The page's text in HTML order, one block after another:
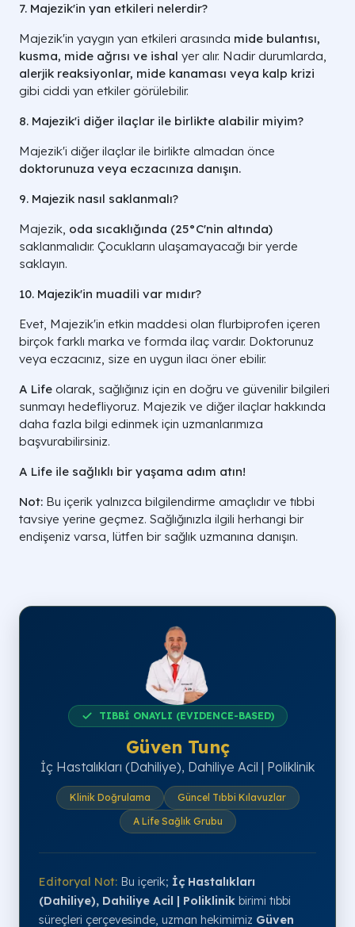
7. Majezik'in yan etkileri nelerdir?
Majezik'in yaygın yan etkileri arasında mide bulantısı,
kusma, mide ağrısı ve ishal yer alır. Nadir durumlarda,
alerjik reaksiyonlar, mide kanaması veya kalp krizi
gibi ciddi yan etkiler görülebilir.
8. Majezik'i diğer ilaçlar ile birlikte alabilir miyim?
Majezik'i diğer ilaçlar ile birlikte almadan önce
doktorunuza veya eczacınıza danışın.
9. Majezik nasıl saklanmalı?
Majezik, oda sıcaklığında (25°C'nin altında)
saklanmalıdır. Çocukların ulaşamayacağı bir yerde
saklayın.
10. Majezik'in muadili var mıdır?
Evet, Majezik'in etkin maddesi olan flurbiprofen içeren
birçok farklı marka ve formda ilaç vardır. Doktorunuz
veya eczacınız, size en uygun ilacı öner ebilir.
A Life olarak, sağlığınız için en doğru ve güvenilir bilgileri
sunmayı hedefliyoruz. Majezik ve diğer ilaçlar hakkında
daha fazla bilgi edinmek için uzmanlarımıza
başvurabilirsiniz.
A Life ile sağlıklı bir yaşama adım atın!
Not: Bu içerik yalnızca bilgilendirme amaçlıdır ve tıbbi
tavsiye yerine geçmez. Sağlığınızla ilgili herhangi bir
endişeniz varsa, lütfen bir sağlık uzmanına danışın.
TIBBİ ONAYLI (EVIDENCE-BASED)
Güven Tunç
İç Hastalıkları (Dahiliye), Dahiliye Acil | Poliklinik
Klinik Doğrulama
Güncel Tıbbi Kılavuzlar
A Life Sağlık Grubu
Editoryal Not: Bu içerik; İç Hastalıkları
(Dahiliye), Dahiliye Acil | Poliklinik birimi tıbbi
süreçleri çerçevesinde, uzman hekimimiz Güven